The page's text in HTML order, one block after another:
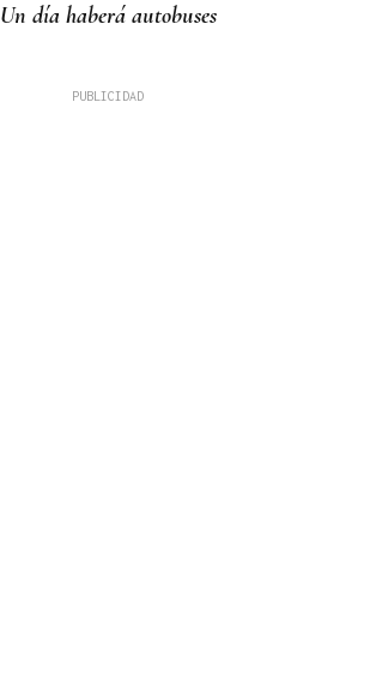
Un día haberá autobuses